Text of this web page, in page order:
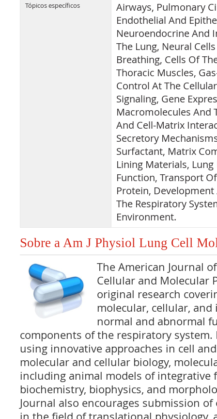
Tópicos específicos
Airways, Pulmonary
Endothelial And
Neuroendocrine And
The Lung, Neural
Breathing, Cells Of
Thoracic Muscles,
Control At The
Signaling, Gene
Macromolecules And
And Cell-Matrix
Secretory
Surfactant, Matrix
Lining Materials,
Function, Transport
Protein,
The Respiratory
Environment.
Sobre a Am J Physiol Lung Cell
The American Journal
Cellular and Molecular
original research
molecular, cellular,
normal and abnormal
components of the respiratory system.
using innovative approaches in cell
molecular and cellular biology,
including animal models of integrative
biochemistry, biophysics, and
Journal also encourages submission